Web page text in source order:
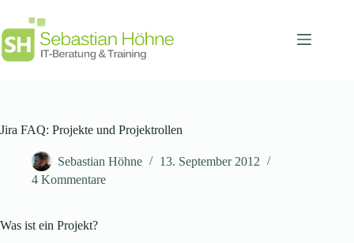
springen
Jira FAQ: Projekte und Projektrollen
Sebastian Höhne
13. September 2012
4 Kommentare
Was ist ein Projekt?